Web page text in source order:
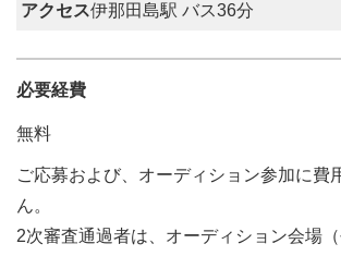
アクセス伊那田島駅 バス36分
必要経費
無料
ご応募および、オーディション参加に費
ん。
2次審査通過者は、オーディション会場（